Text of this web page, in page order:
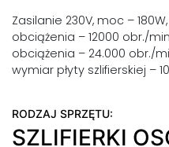
Zasilanie 230V, moc –
obciążenia – 12000 obr./
obciążenia – 24.000 obr./
wymiar płyty szlifierskiej –
RODZAJ SPRZĘTU:
SZLIFIERKI